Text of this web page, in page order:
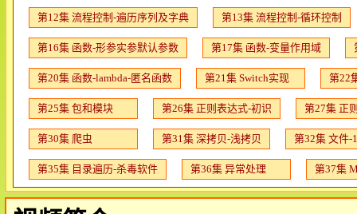
第12集 流程控制-遍历序列及字典 第13集 流程控制-循环控制
第16集 函数-形参实参默认参数 第17集 函数-变量作用域
第20集 函数-lambda-匿名函数 第21集 Switch实现 第22
第25集 包和模块 第26集 正则表达式-初识 第27集 正
第30集 爬虫 第31集 深拷贝-浅拷贝 第32集 文件-
第35集 目录遍历-杀毒软件 第36集 异常处理 第37集